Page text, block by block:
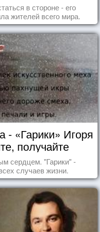
в стороне - его
жителей всего мира.
- «Гарики» Игоря
получайте
сердцем. "Гарики" -
случаев жизни.